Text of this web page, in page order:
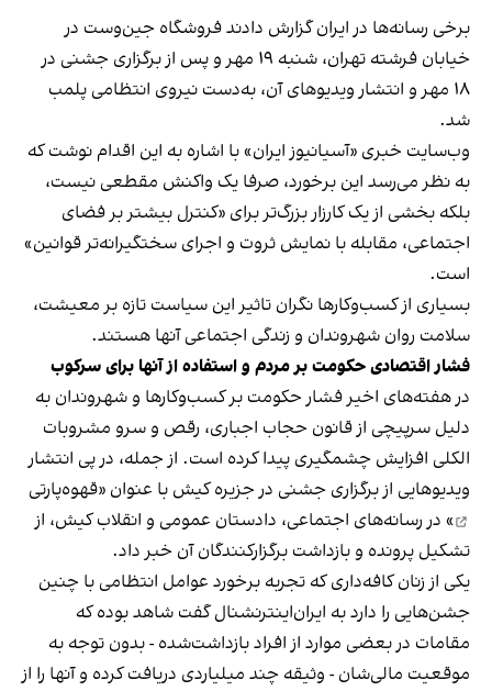
برخی رسانه‌ها در ایران گزارش دادند فروشگاه جین‌وست در
خیابان فرشته تهران، شنبه ۱۹ مهر و پس از برگزاری جشنی در
۱۸ مهر و انتشار ویدیوهای آن، به‌دست نیروی انتظامی پلمب
شد.
وب‌سایت خبری «آسیانیوز ایران» با اشاره به این اقدام نوشت که
به نظر می‌رسد این برخورد، صرفا یک واکنش مقطعی نیست،
بلکه بخشی از یک کارزار بزرگ‌تر برای «کنترل بیشتر بر فضای
اجتماعی، مقابله با نمایش ثروت و اجرای سختگیرانه‌تر قوانین»
است.
بسیاری از کسب‌وکارها نگران تاثیر این سیاست‌ تازه بر معیشت،
سلامت روان شهروندان و زندگی اجتماعی آنها هستند.
فشار اقتصادی حکومت بر مردم و استفاده از آنها برای سرکوب
در هفته‌های اخیر فشار حکومت بر کسب‌وکارها و شهروندان به
دلیل سرپیچی از قانون حجاب اجباری، رقص و سرو مشروبات
الکلی افزایش چشمگیری پیدا کرده است. از جمله، در پی انتشار
ویدیوهایی از برگزاری جشنی در جزیره کیش با عنوان «قهوه‌پارتی
» در رسانه‌های اجتماعی، دادستان عمومی و انقلاب کیش، از
تشکیل پرونده و بازداشت برگزارکنندگان آن خبر داد.
یکی از زنان کافه‌داری که تجربه برخورد عوامل انتظامی با چنین
جشن‌هایی را دارد به ایران‌اینترنشنال گفت شاهد بوده که
مقامات در بعضی موارد از افراد بازداشت‌‌شده - بدون توجه به
موقعیت مالی‌شان - وثیقه چند میلیاردی دریافت کرده و آنها را از